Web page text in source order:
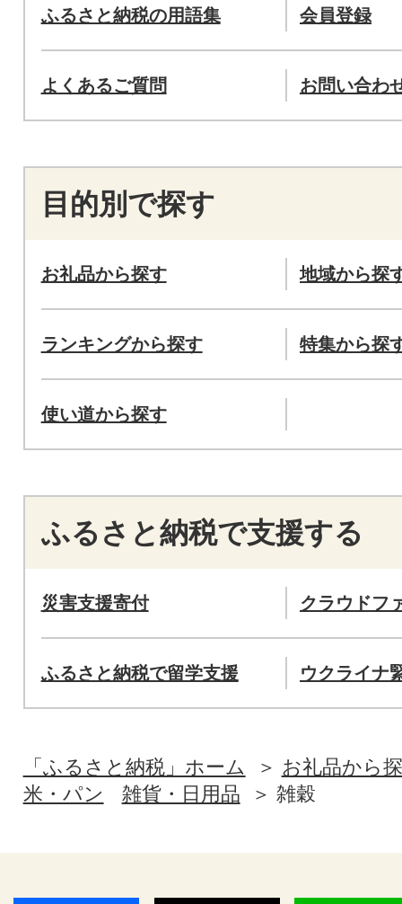
ふるさと納税の用語集 会員登録
よくあるご質問 お問い合わ
目的別で探す
お礼品から探す 地域から探
ランキングから探す 特集から探
使い道から探す
ふるさと納税で支援する
災害支援寄付 クラウドフ
ふるさと納税で留学支援 ウクライナ
「ふるさと納税」ホーム
お礼品から
米・パン
雑貨・日用品 雑穀